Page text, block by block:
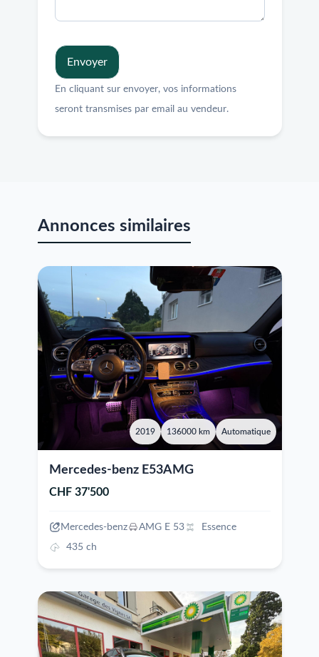
Envoyer
En cliquant sur envoyer, vos informations
seront transmises par email au vendeur.
Annonces similaires
2019 136000 km Automatique
Mercedes-benz E53AMG
CHF 37'500
Mercedes-benz AMG E 53
Essence
435 ch